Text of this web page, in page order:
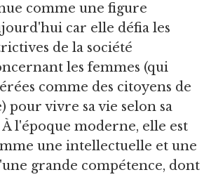
comme une figure
car elle défia les
de la société
les femmes (qui
comme des citoyens de
pour vivre sa vie selon sa
l'époque moderne, elle est
une intellectuelle et une
grande compétence, dont